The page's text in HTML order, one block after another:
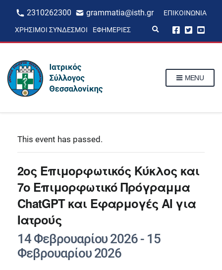
2310262300 grammatia@isth.gr ΕΠΙΚΟΙΝΩΝΊΑ
ΧΡΉΣΙΜΟΙ ΣΎΝΔΕΣΜΟΙ ΕΦΗΜΕΡΊΕΣ
p
MENU
This event has passed.
2ος Επιμορφωτικός Κύκλος και
7ο Επιμορφωτικό Πρόγραμμα
ChatGPT και Εφαρμογές ΑΙ για
Ιατρούς
14 Φεβρουαρίου 2026 - 15
Φεβρουαρίου 2026